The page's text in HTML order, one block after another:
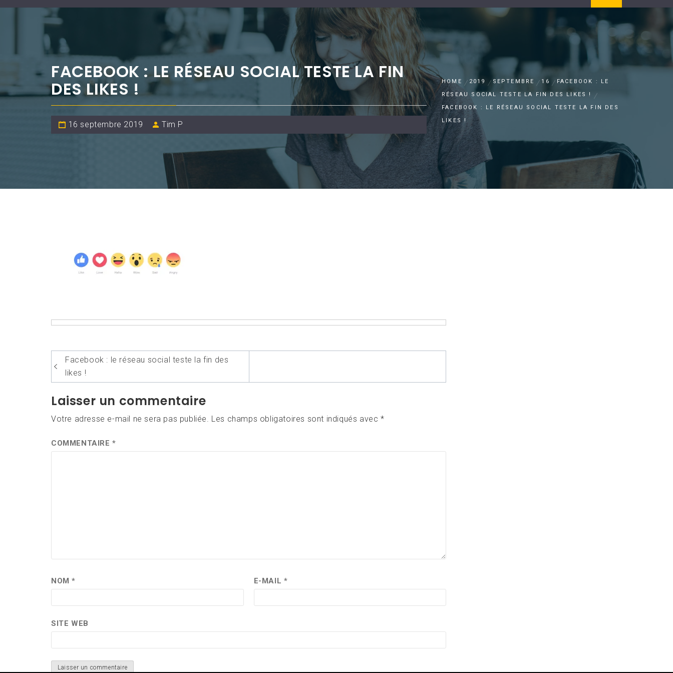
FACEBOOK : LE RÉSEAU SOCIAL TESTE LA FIN
DES LIKES !
16 septembre 2019 Tim P
HOME 2019 SEPTEMBRE 16
FACEBOOK : LE
RÉSEAU SOCIAL TESTE LA FIN DES LIKES !
FACEBOOK : LE RÉSEAU SOCIAL TESTE LA FIN DES
LIKES !
Navigation
de
l’article
Facebook : le réseau social teste la fin des
likes !
Laisser un commentaire
Votre adresse e-mail ne sera pas publiée. Les champs obligatoires sont indiqués avec*
COMMENTAIRE*
NOM* E-MAIL *
SITE WEB